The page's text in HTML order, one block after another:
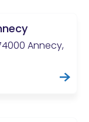
Annecy,